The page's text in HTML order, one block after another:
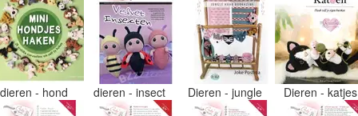
dieren - hond dieren - insect Dieren - jungle Dieren -